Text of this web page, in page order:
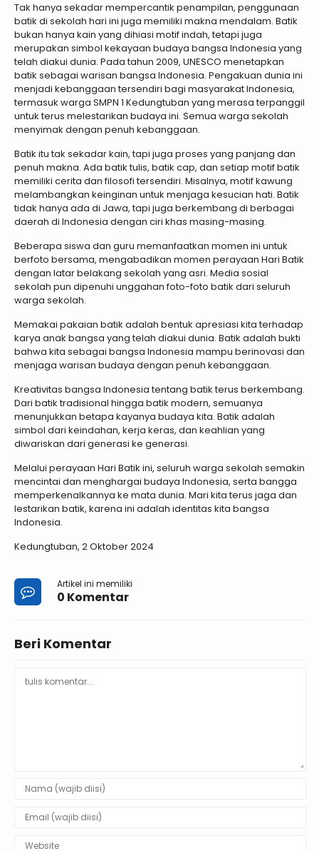
Tak hanya sekadar mempercantik penampilan, penggunaan
batik di sekolah hari ini juga memiliki makna mendalam. Batik
bukan hanya kain yang dihiasi motif indah, tetapi juga
merupakan simbol kekayaan budaya bangsa Indonesia yang
telah diakui dunia. Pada tahun 2009, UNESCO menetapkan
batik sebagai warisan bangsa Indonesia. Pengakuan dunia ini
menjadi kebanggaan tersendiri bagi masyarakat Indonesia,
termasuk warga SMPN 1 Kedungtuban yang merasa terpanggil
untuk terus melestarikan budaya ini. Semua warga sekolah
menyimak dengan penuh kebanggaan.
Batik itu tak sekadar kain, tapi juga proses yang panjang dan
penuh makna. Ada batik tulis, batik cap, dan setiap motif batik
memiliki cerita dan filosofi tersendiri. Misalnya, motif kawung
melambangkan keinginan untuk menjaga kesucian hati. Batik
tidak hanya ada di Jawa, tapi juga berkembang di berbagai
daerah di Indonesia dengan ciri khas masing-masing.
Beberapa siswa dan guru memanfaatkan momen ini untuk
berfoto bersama, mengabadikan momen perayaan Hari Batik
dengan latar belakang sekolah yang asri. Media sosial
sekolah pun dipenuhi unggahan foto-foto batik dari seluruh
warga sekolah.
Memakai pakaian batik adalah bentuk apresiasi kita terhadap
karya anak bangsa yang telah diakui dunia. Batik adalah bukti
bahwa kita sebagai bangsa Indonesia mampu berinovasi dan
menjaga warisan budaya dengan penuh kebanggaan.
Kreativitas bangsa Indonesia tentang batik terus berkembang.
Dari batik tradisional hingga batik modern, semuanya
menunjukkan betapa kayanya budaya kita. Batik adalah
simbol dari keindahan, kerja keras, dan keahlian yang
diwariskan dari generasi ke generasi.
Melalui perayaan Hari Batik ini, seluruh warga sekolah semakin
mencintai dan menghargai budaya Indonesia, serta bangga
memperkenalkannya ke mata dunia. Mari kita terus jaga dan
lestarikan batik, karena ini adalah identitas kita bangsa
Indonesia.
Kedungtuban, 2 Oktober 2024
Artikel ini memiliki
0 Komentar
Beri Komentar